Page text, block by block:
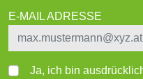
E-MAIL ADRESSE
Ja, ich bin